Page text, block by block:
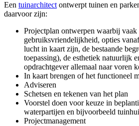
Een tuinarchitect ontwerpt tuinen en
daarvoor zijn:
Projectplan ontwerpen waarbij vaak
gebruiksvriendelijkheid, opties
lucht in kaart zijn, de bestaande
toepassing), de esthetiek natuurlijk
opdrachtgever allemaal naar voren
In kaart brengen of het functioneel
Adviseren
Schetsen en tekenen van het plan
Voorstel doen voor keuze in
waterpartijen en bijvoorbeeld
Projectmanagement